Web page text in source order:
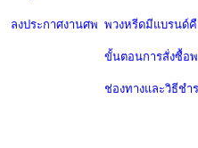
ลงประกาศงานศพ พวงหรีดมีแบรนด์คื
ขั้นตอนการสั่งซื้อ
ช่องทางและวิธีชำ